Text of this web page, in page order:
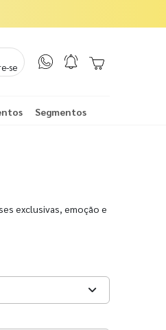
se
Segmentos
exclusivas, emoção e